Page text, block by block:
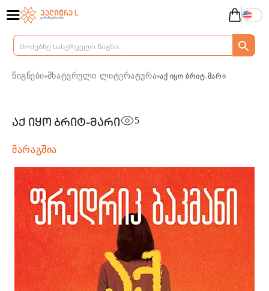
წიგნები მხატვრული ლიტერატურა აქ იყო ბრიტ-მარი
აქ იყო ბრიტ-მარი 5
მარაგშია